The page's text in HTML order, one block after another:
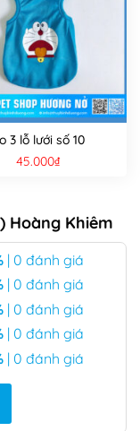
3 lỗ lưới số 10
45.000₫
Hoàng Khiêm
| 0 đánh giá
| 0 đánh giá
| 0 đánh giá
| 0 đánh giá
| 0 đánh giá